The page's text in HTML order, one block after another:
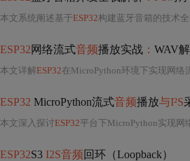
本文系统阐述基于ESP32构建蓝牙音箱的技术
ESP32网络流式音频播放实战 ： WAV
本文详解ESP32在MicroPython环境下实现网络
ESP32 MicroPython流式音频播放与I²S
本文深入探讨ESP32平台下MicroPython实现网
ESP32S3 I2S音频回环（Loopback）